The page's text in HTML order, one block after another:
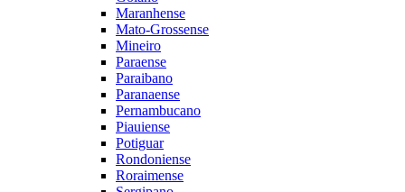
Maranhense
Mato-Grossense
Mineiro
Paraense
Paraibano
Paranaense
Pernambucano
Piauiense
Potiguar
Rondoniense
Roraimense